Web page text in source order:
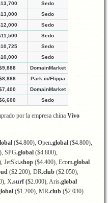
Sedo
Sedo
Sedo
Sedo
Sedo
Sedo
DomainMarket
Park.io/Flippa
DomainMarket
Sedo
por la empresa china Vivo
($4.800), Open.global ($4.800),
SPG.global ($4.800),
JetSki.shop ($4.400), Ecom.global
($2.200), DR.club ($2.050),
X.surf ($2.000), Aris.global
($1.200), MR.club ($2.030).